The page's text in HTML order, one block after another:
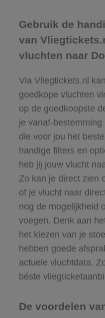
Gebruik de
van
vluchten naar
Via Vliegtickets.nl
goedkope vluchten
op de goedkoopste
je vanaf-
die voor jou het
handige filters en
heb jij jouw vlucht
Zo kan je direct zien
of je vlucht naar
nog de mogelijkheid
voegen. Denk aan
het kiezen van je
hebben goede
actuele vluchtdata.
béste
De voordelen